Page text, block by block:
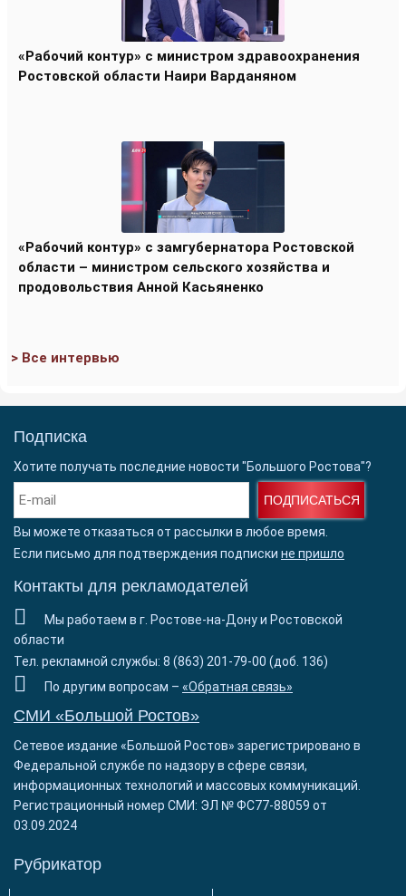
«Рабочий контур» с министром здравоохранения
Ростовской области Наири Варданяном
«Рабочий контур» с замгубернатора Ростовской
области – министром сельского хозяйства и
продовольствия Анной Касьяненко
> Все интервью
Подписка
Хотите получать последние новости "Большого Ростова"?
ПОДПИСАТЬСЯ
Вы можете отказаться от рассылки в любое время.
Если письмо для подтверждения подписки не пришло
Контакты для рекламодателей
Мы работаем в г. Ростове-на-Дону и Ростовской
области
Тел. рекламной службы: 8 (863) 201-79-00 (доб. 136)
По другим вопросам – «Обратная связь»
СМИ «Большой Ростов»
Сетевое издание «Большой Ростов» зарегистрировано в
Федеральной службе по надзору в сфере связи,
информационных технологий и массовых коммуникаций.
Регистрационный номер СМИ: ЭЛ № ФС77-88059 от
03.09.2024
Рубрикатор